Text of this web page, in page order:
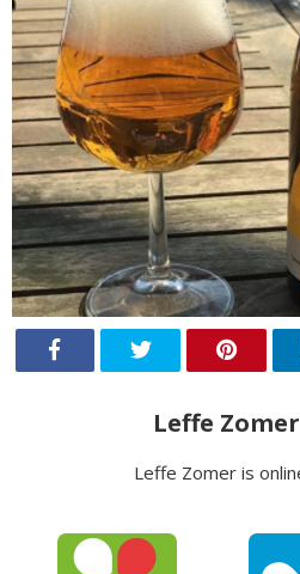
Leffe
Leffe Zomer is